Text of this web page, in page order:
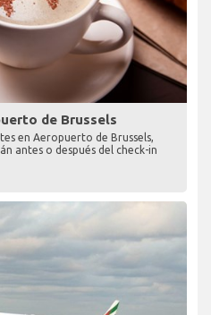
de Brussels
en Aeropuerto de Brussels,
antes o después del check-in